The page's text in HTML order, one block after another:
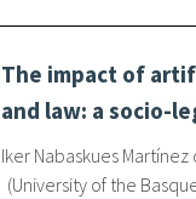
The impact of
and law: a socio-
Iker Nabaskues
University of the